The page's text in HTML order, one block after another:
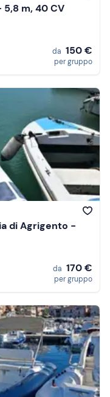
m, 40 CV
da 150 €
per gruppo
di Agrigento -
da 170 €
per gruppo